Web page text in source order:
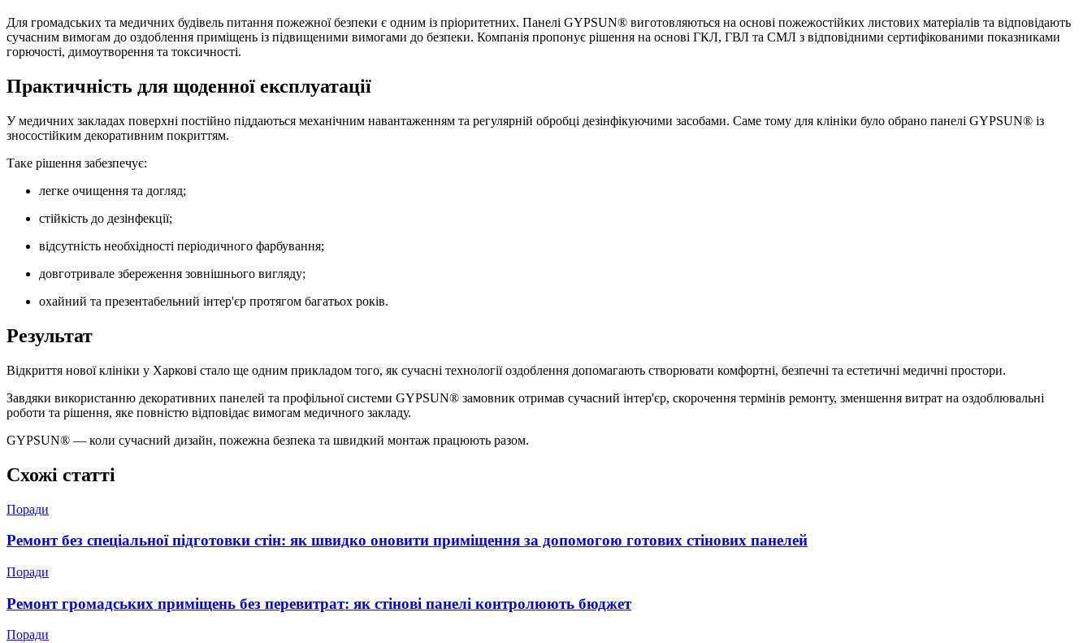
Для громадських та медичних будівель питання пожежної безпеки є одним із пріоритетних. Панелі GYPSUN® виготовляються на основі пожежостійких листових матеріалів та відповідають
сучасним вимогам до оздоблення приміщень із підвищеними вимогами до безпеки. Компанія пропонує рішення на основі ГКЛ, ГВЛ та СМЛ з відповідними сертифікованими показниками
горючості, димоутворення та токсичності.
Практичність для щоденної експлуатації
У медичних закладах поверхні постійно піддаються механічним навантаженням та регулярній обробці дезінфікуючими засобами. Саме тому для клініки було обрано панелі GYPSUN® із
зносостійким декоративним покриттям.
Таке рішення забезпечує:
легке очищення та догляд;
стійкість до дезінфекції;
відсутність необхідності періодичного фарбування;
довготривале збереження зовнішнього вигляду;
охайний та презентабельний інтер'єр протягом багатьох років.
Результат
Відкриття нової клініки у Харкові стало ще одним прикладом того, як сучасні технології оздоблення допомагають створювати комфортні, безпечні та естетичні медичні простори.
Завдяки використанню декоративних панелей та профільної системи GYPSUN® замовник отримав сучасний інтер'єр, скорочення термінів ремонту, зменшення витрат на оздоблювальні
роботи та рішення, яке повністю відповідає вимогам медичного закладу.
GYPSUN® — коли сучасний дизайн, пожежна безпека та швидкий монтаж працюють разом.
Схожі статті
Поради
Ремонт без спеціальної підготовки стін: як швидко оновити приміщення за допомогою готових стінових панелей
Поради
Ремонт громадських приміщень без перевитрат: як стінові панелі контролюють бюджет
Поради